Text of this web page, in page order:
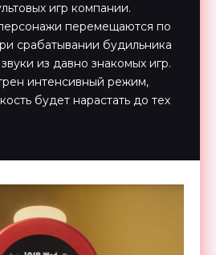
игр компании.
перемещаются по
срабатывании будильника
из давно знакомых игр.
интенсивный режим,
будет нарастать до тех